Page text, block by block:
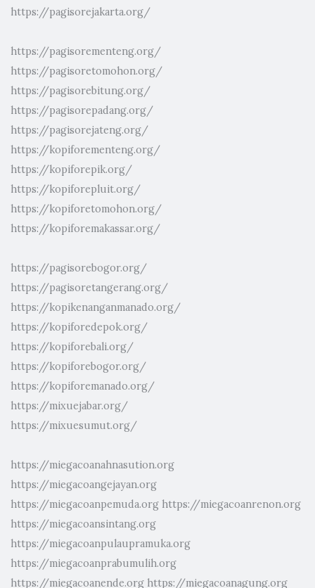
https://pagisorejakarta.org/
https://pagisorementeng.org/
https://pagisoretomohon.org/
https://pagisorebitung.org/
https://pagisorepadang.org/
https://pagisorejateng.org/
https://kopiforementeng.org/
https://kopiforepik.org/
https://kopiforepluit.org/
https://kopiforetomohon.org/
https://kopiforemakassar.org/
https://pagisorebogor.org/
https://pagisoretangerang.org/
https://kopikenanganmanado.org/
https://kopiforedepok.org/
https://kopiforebali.org/
https://kopiforebogor.org/
https://kopiforemanado.org/
https://mixuejabar.org/
https://mixuesumut.org/
https://miegacoanahnasution.org
https://miegacoangejayan.org
https://miegacoanpemuda.org https://miegacoanrenon.org
https://miegacoansintang.org
https://miegacoanpulaupramuka.org
https://miegacoanprabumulih.org
https://miegacoanende.org https://miegacoanagung.org